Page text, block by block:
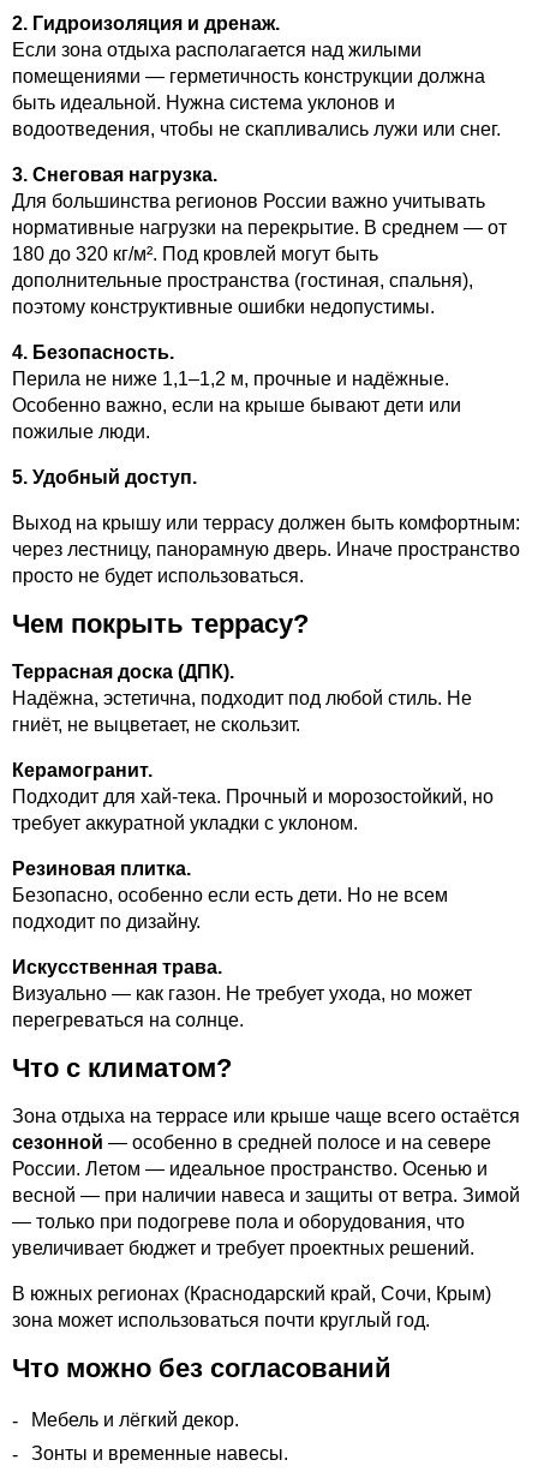
2. Гидроизоляция и дренаж.
Если зона отдыха располагается над жилыми
помещениями — герметичность конструкции должна
быть идеальной. Нужна система уклонов и
водоотведения, чтобы не скапливались лужи или снег.
3. Снеговая нагрузка.
Для большинства регионов России важно учитывать
нормативные нагрузки на перекрытие. В среднем — от
180 до 320 кг/м². Под кровлей могут быть
дополнительные пространства (гостиная, спальня),
поэтому конструктивные ошибки недопустимы.
4. Безопасность.
Перила не ниже 1,1–1,2 м, прочные и надёжные.
Особенно важно, если на крыше бывают дети или
пожилые люди.
5. Удобный доступ.
Выход на крышу или террасу должен быть комфортным:
через лестницу, панорамную дверь. Иначе пространство
просто не будет использоваться.
Чем покрыть террасу?
Террасная доска (ДПК).
Надёжна, эстетична, подходит под любой стиль. Не
гниёт, не выцветает, не скользит.
Керамогранит.
Подходит для хай-тека. Прочный и морозостойкий, но
требует аккуратной укладки с уклоном.
Резиновая плитка.
Безопасно, особенно если есть дети. Но не всем
подходит по дизайну.
Искусственная трава.
Визуально — как газон. Не требует ухода, но может
перегреваться на солнце.
Что с климатом?
Зона отдыха на террасе или крыше чаще всего остаётся
сезонной — особенно в средней полосе и на севере
России. Летом — идеальное пространство. Осенью и
весной — при наличии навеса и защиты от ветра. Зимой
— только при подогреве пола и оборудования, что
увеличивает бюджет и требует проектных решений.
В южных регионах (Краснодарский край, Сочи, Крым)
зона может использоваться почти круглый год.
Что можно без согласований
Мебель и лёгкий декор.
Зонты и временные навесы.